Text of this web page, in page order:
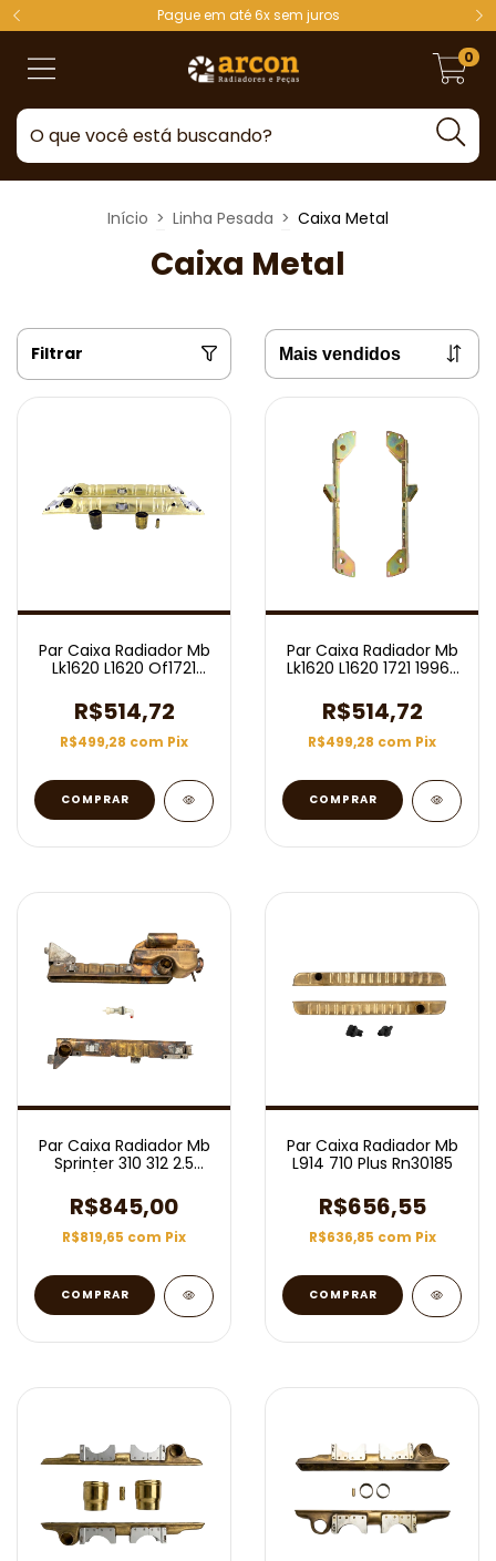
Pague em até 6x sem juros
0
Início > Linha Pesada > Caixa Metal
Caixa Metal
Filtrar
Par Caixa Radiador Mb
Lk1620 L1620 Of1721
R$514,72
R$499,28 com Pix
Par Caixa Radiador Mb
Lk1620 L1620 1721 1996/
R$514,72
R$499,28 com Pix
Par Caixa Radiador Mb
Sprinter 310 312 2.5
R$845,00
R$819,65 com Pix
Par Caixa Radiador Mb
L914 710 Plus Rn30185
R$656,55
R$636,85 com Pix